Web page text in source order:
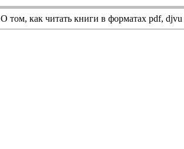
О том, как читать книги в форматахpdf,djvu